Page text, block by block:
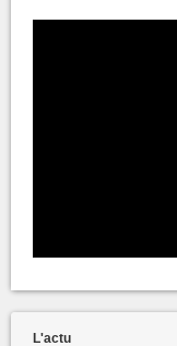
L'actu